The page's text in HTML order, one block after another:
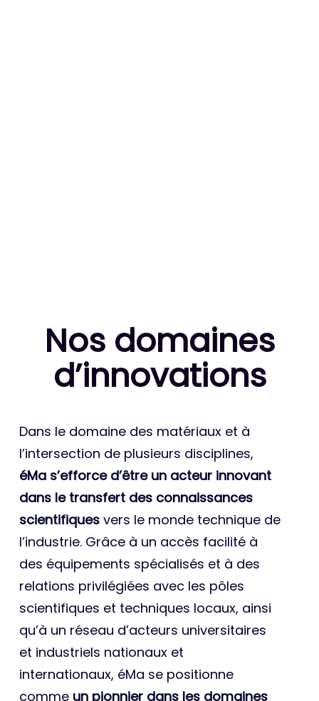
Nos domaines
d’innovations
Dans le domaine des matériaux et à
l’intersection de plusieurs disciplines,
éMa s’efforce d’être un acteur innovant
dans le transfert des connaissances
scientifiques vers le monde technique de
l’industrie. Grâce à un accès facilité à
des équipements spécialisés et à des
relations privilégiées avec les pôles
scientifiques et techniques locaux, ainsi
qu’à un réseau d’acteurs universitaires
et industriels nationaux et
internationaux, éMa se positionne
comme un pionnier dans les domaines